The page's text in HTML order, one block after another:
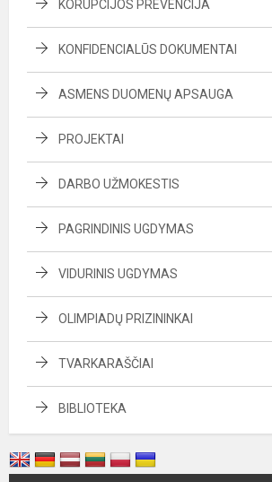
KORUPCIJOS PREVENCIJA
KONFIDENCIALŪS DOKUMENTAI
ASMENS DUOMENŲ APSAUGA
PROJEKTAI
DARBO UŽMOKESTIS
PAGRINDINIS UGDYMAS
VIDURINIS UGDYMAS
OLIMPIADŲ PRIZININKAI
TVARKARAŠČIAI
BIBLIOTEKA